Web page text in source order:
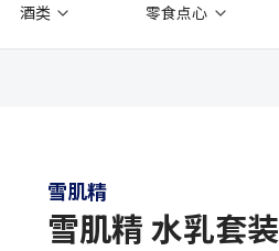
酒类 零食点心
雪肌精
雪肌精 水乳套装